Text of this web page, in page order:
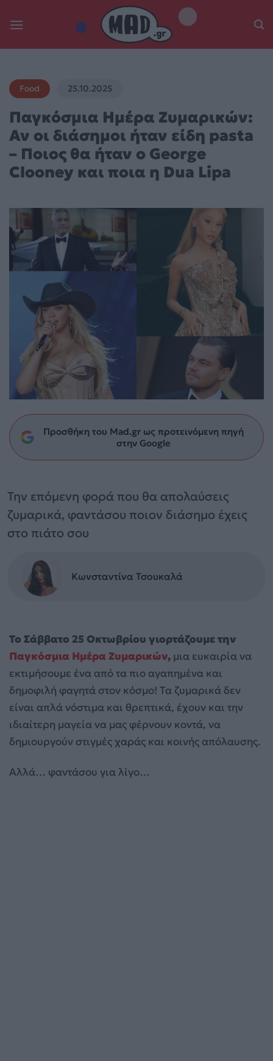
Food 25.10.2025
Παγκόσμια Ημέρα Ζυμαρικών:
Αν οι διάσημοι ήταν είδη pasta
– Ποιος θα ήταν ο George
Clooney και ποια η Dua Lipa
Προσθήκη του Mad.gr ως προτεινόμενη πηγή
στην Google
Την επόμενη φορά που θα απολαύσεις
ζυμαρικά, φαντάσου ποιον διάσημο έχεις
στο πιάτο σου
Κωνσταντίνα Τσουκαλά
Το Σάββατο 25 Οκτωβρίου γιορτάζουμε την
Παγκόσμια ΗμέραΖυμαρικών, μια ευκαιρία να
εκτιμήσουμε ένα από τα πιο αγαπημένα και
δημοφιλή φαγητά στον κόσμο! Τα ζυμαρικά δεν
είναι απλά νόστιμα και θρεπτικά, έχουν και την
ιδιαίτερη μαγεία να μας φέρνουν κοντά, να
δημιουργούν στιγμές χαράς και κοινής απόλαυσης.
Αλλά… φαντάσου για λίγο…